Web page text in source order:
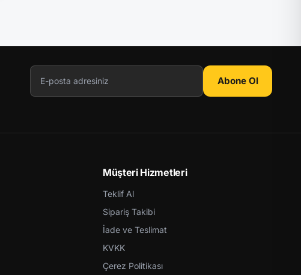
Abone Ol
Müşteri Hizmetleri
Teklif Al
Sipariş Takibi
İade ve Teslimat
KVKK
Çerez Politikası